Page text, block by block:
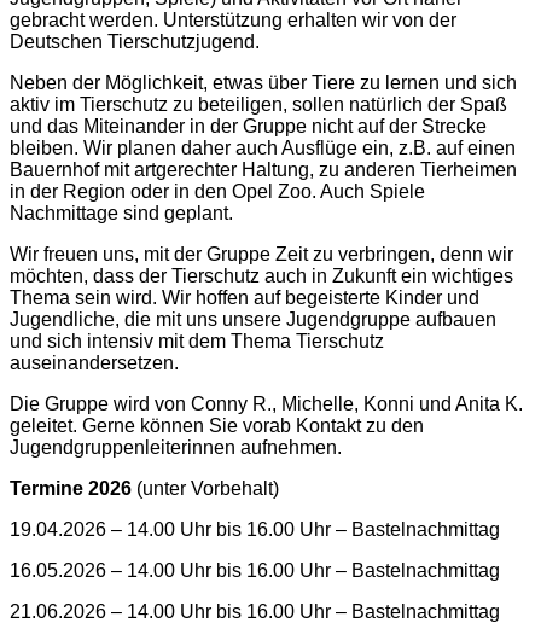
gebracht werden. Unterstützung erhalten wir von der
Deutschen Tierschutzjugend.
Neben der Möglichkeit, etwas über Tiere zu lernen und sich
aktiv im Tierschutz zu beteiligen, sollen natürlich der Spaß
und das Miteinander in der Gruppe nicht auf der Strecke
bleiben. Wir planen daher auch Ausflüge ein, z.B. auf einen
Bauernhof mit artgerechter Haltung, zu anderen Tierheimen
in der Region oder in den Opel Zoo. Auch Spiele
Nachmittage sind geplant.
Wir freuen uns, mit der Gruppe Zeit zu verbringen, denn wir
möchten, dass der Tierschutz auch in Zukunft ein wichtiges
Thema sein wird. Wir hoffen auf begeisterte Kinder und
Jugendliche, die mit uns unsere Jugendgruppe aufbauen
und sich intensiv mit dem Thema Tierschutz
auseinandersetzen.
Die Gruppe wird von Conny R., Michelle, Konni und Anita K.
geleitet. Gerne können Sie vorab Kontakt zu den
Jugendgruppenleiterinnen aufnehmen.
Termine 2026 (unter Vorbehalt)
19.04.2026 – 14.00 Uhr bis 16.00 Uhr – Bastelnachmittag
16.05.2026 – 14.00 Uhr bis 16.00 Uhr – Bastelnachmittag
21.06.2026 – 14.00 Uhr bis 16.00 Uhr – Bastelnachmittag